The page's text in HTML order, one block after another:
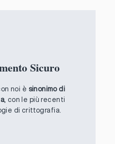
Sicuro
noi è sinonimo di
, con le più recenti
di crittografia.